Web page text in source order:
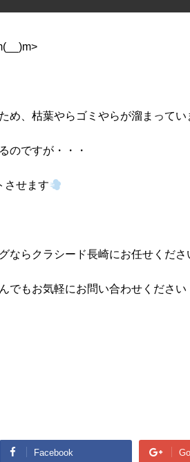
め、枯葉やらゴミやらが溜まってい
のですが・・・
させます
ならクラシード長崎にお任せくださ
でもお気軽にお問い合わせください
Facebook